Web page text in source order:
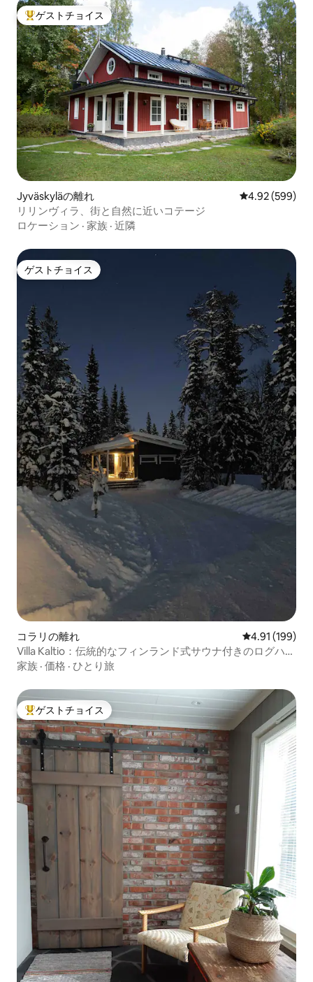
大好評のゲストチョイスです。
ゲストチョイス
Jyväskyläの離れ レビュー599
4.92 (599)
リリンヴィラ、街と自然に近いコテージ
ロケーション · 家族 · 近隣
ゲストチョイス
ゲストチョイス
コラリの離れ レビュー199
4.91 (199)
Villa Kaltio：伝統的なフィンランド式サウナ付きのログハウ
ス
家族 · 価格 · ひとり旅
大好評のゲストチョイスです。
ゲストチョイス